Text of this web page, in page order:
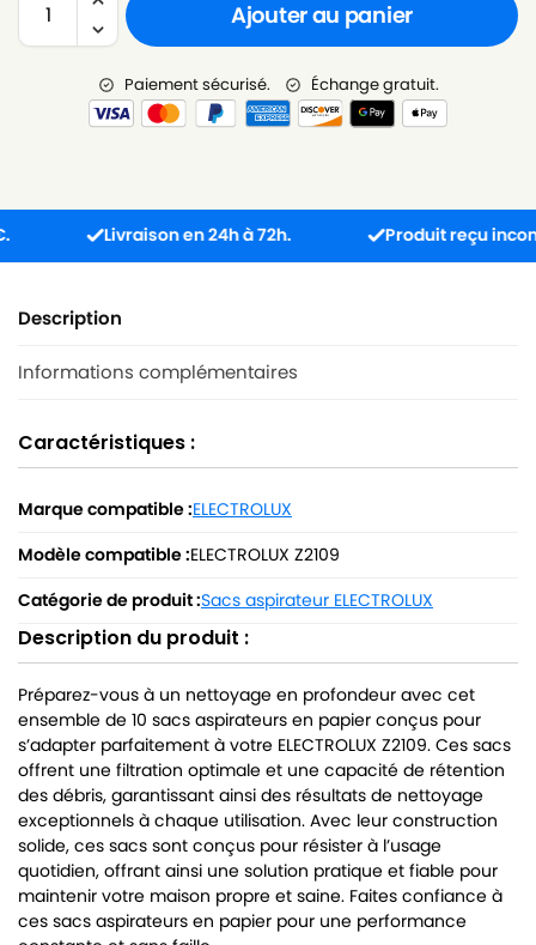
Ajouter au panier
Paiement sécurisé. Échange gratuit.
Livraison en 24h à 72h. Produit reçu
Description
Informations complémentaires
Caractéristiques :
Marque compatible :ELECTROLUX
Modèle compatible :ELECTROLUX Z2109
Catégorie de produit :Sacs aspirateur ELECTROLUX
Description du produit :
Préparez-vous à un nettoyage en profondeur avec cet
ensemble de 10 sacs aspirateurs en papier conçus pour
s’adapter parfaitement à votre ELECTROLUX Z2109. Ces sacs
offrent une filtration optimale et une capacité de rétention
des débris, garantissant ainsi des résultats de nettoyage
exceptionnels à chaque utilisation. Avec leur construction
solide, ces sacs sont conçus pour résister à l’usage
quotidien, offrant ainsi une solution pratique et fiable pour
maintenir votre maison propre et saine. Faites confiance à
ces sacs aspirateurs en papier pour une performance